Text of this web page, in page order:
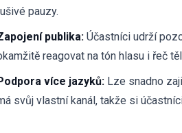
pauzy.
publika: Účastníci udrží
reagovat na tón hlasu i řeč
více jazyků: Lze snadno
svůj vlastní kanál, takže si